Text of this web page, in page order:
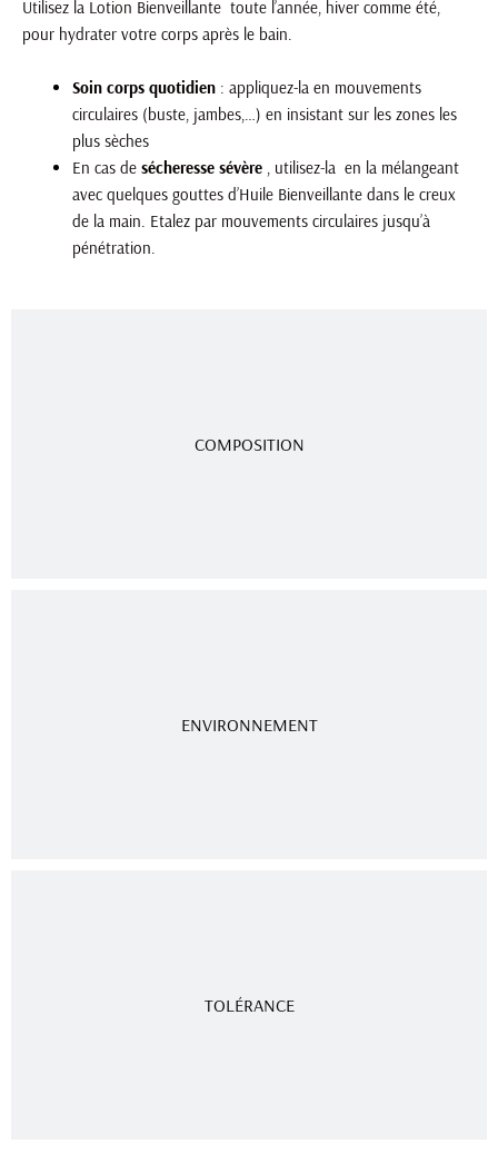
COMPOSITION
ENVIRONNEMENT
TOLÉRANCE
Utilisez la Lotion Bienveillante toute l’année, hiver comme été,
pour hydrater votre corps après le bain.
Soin corps quotidien : appliquez-la en mouvements
circulaires (buste, jambes,…) en insistant sur les zones les
plus sèches
En cas de sécheresse sévère , utilisez-la en la mélangeant
avec quelques gouttes d’Huile Bienveillante dans le creux
de la main. Etalez par mouvements circulaires jusqu’à
pénétration.